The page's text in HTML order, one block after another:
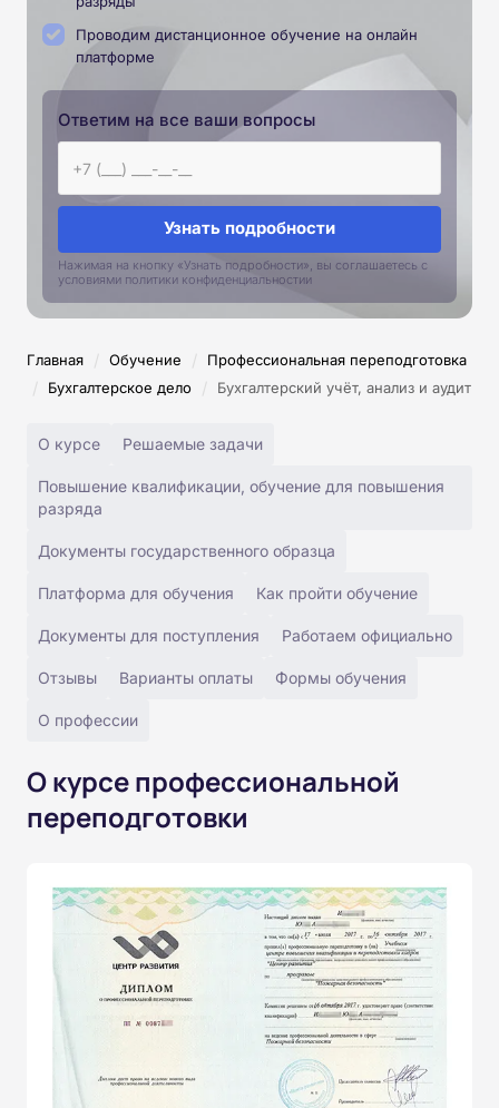
Проводим дистанционное обучение на онлайн
платформе
Ответим на все ваши вопросы
Узнать подробности
Нажимая на кнопку «Узнать подробности», вы соглашаетесь с
условиями политики конфиденциальностии
Главная / Обучение / Профессиональная переподготовка
/ Бухгалтерское дело / Бухгалтерский учёт, анализ и аудит
О курсе Решаемые задачи
Повышение квалификации, обучение для повышения
разряда
Документы государственного образца
Платформа для обучения Как пройти обучение
Документы для поступления Работаем официально
Отзывы Варианты оплаты Формы обучения
О профессии
О курсе профессиональной
переподготовки